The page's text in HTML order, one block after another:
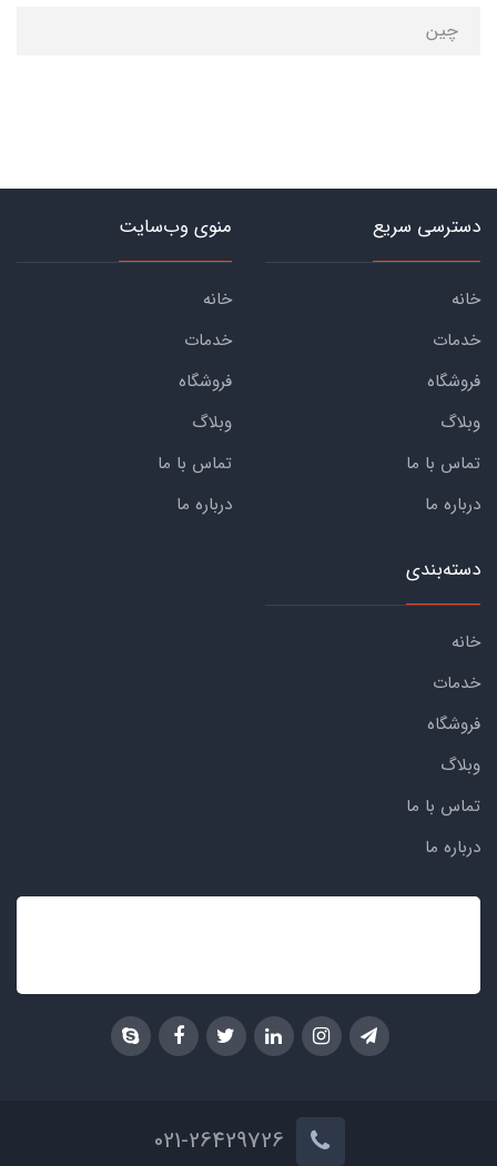
چین
دسترسی سریع
خانه
خدمات
فروشگاه
وبلاگ
تماس با ما
درباره ما
منوی وب‌سایت
خانه
خدمات
فروشگاه
وبلاگ
تماس با ما
درباره ما
دسته‌بندی
خانه
خدمات
فروشگاه
وبلاگ
تماس با ما
درباره ما